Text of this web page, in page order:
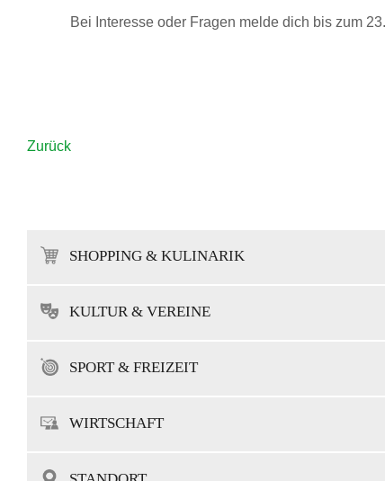
Bei Interesse oder Fragen melde dich bis zum
Zurück
SHOPPING & KULINARIK
KULTUR & VEREINE
SPORT & FREIZEIT
WIRTSCHAFT